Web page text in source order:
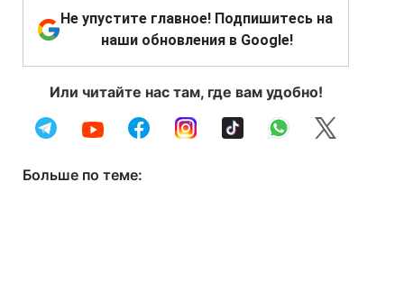
Не упустите главное! Подпишитесь на
наши обновления в Google!
Или читайте нас там, где вам удобно!
Больше по теме: